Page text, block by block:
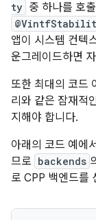
ty 중 하나를 호
앱이 시스템 컨텍
운그레이드하면
또한 최대의 코드
리와 같은 잠재적
지해야 합니다.
아래의 코드 예에
므로 backends
로 CPP 백엔드를